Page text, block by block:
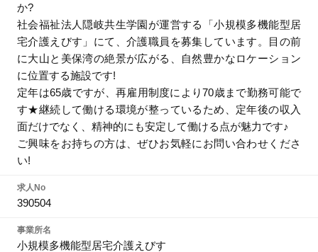
か?
社会福祉法人隠岐共生学園が運営する「小規模多機能型居
宅介護えびす」にて、介護職員を募集しています。目の前
に大山と美保湾の絶景が広がる、自然豊かなロケーション
に位置する施設です!
定年は65歳ですが、再雇用制度により70歳まで勤務可能で
す★継続して働ける環境が整っているため、定年後の収入
面だけでなく、精神的にも安定して働ける点が魅力です♪
ご興味をお持ちの方は、ぜひお気軽にお問い合わせくださ
い!
求人No
390504
事業所名
小規模多機能型居宅介護えびす